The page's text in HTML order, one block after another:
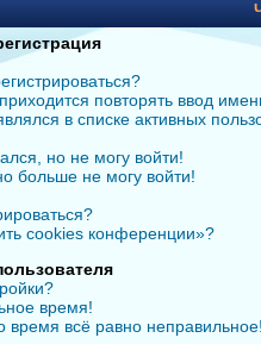
повторять ввод
в списке активных
но не могу войти!
больше не могу войти!
cookies конференции»?
время!
время всё равно неправильное!